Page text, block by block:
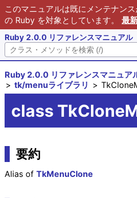
このマニュアルは既にメンテナン
の Ruby を対象としています。 最
Ruby 2.0.0 リファレンスマニュアル
Ruby 2.0.0 リファレンスマニュア
tk/menuライブラリ
class
要約
Alias of TkMenuClone